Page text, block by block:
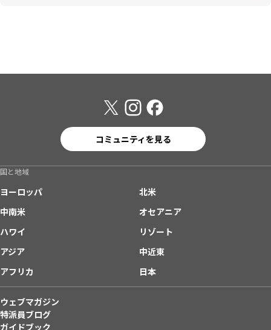
コミュニティを見る
国と地域
ヨーロッパ
北米
中南米
オセアニア
ハワイ
リゾート
アジア
中近東
アフリカ
日本
ウェブマガジン
特派員ブログ
ガイドブック